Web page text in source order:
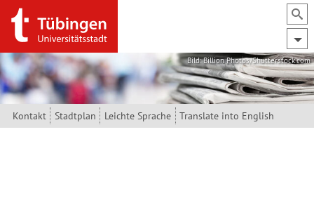
Direkt zum Inhalt
Bild: Billion Photos/Shutterstock.com
Kontakt Stadtplan Leichte Sprache Translate into English